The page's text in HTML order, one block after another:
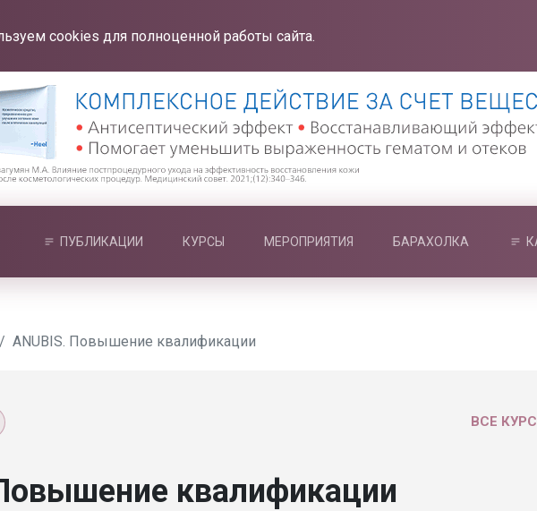
cookies для полноценной работы сайта.
ПУБЛИКАЦИИ КУРСЫ МЕРОПРИЯТИЯ БАРАХОЛКА
ANUBIS. Повышение квалификации
ВСЕ
квалификации